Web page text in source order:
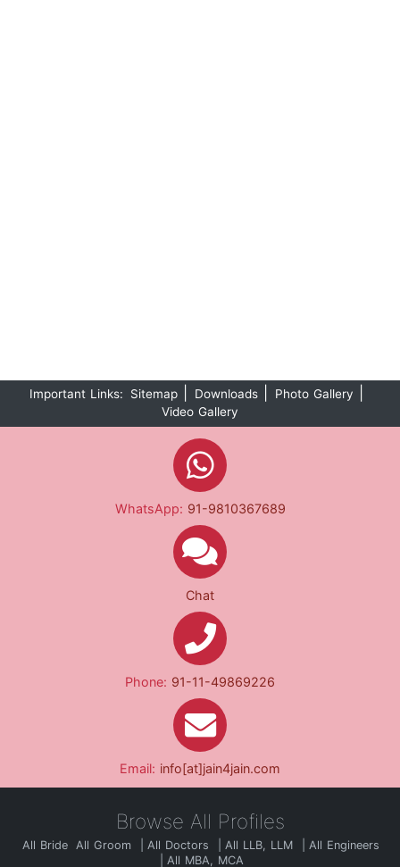
Important Links: Sitemap Downloads Photo Gallery
Video Gallery
WhatsApp: 91-9810367689
Chat
Phone: 91-11-49869226
Email: info[at]jain4jain.com
Browse All Profiles
All Bride All Groom All Doctors All LLB, LLM
All Engineers
All MBA, MCA